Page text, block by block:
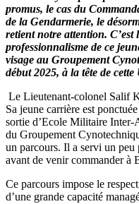
promus, le cas du
de la Gendarmerie, le
retient notre attention. C’est
professionnalisme de ce
visage au Groupement
début 2025, à la tête de
Le Lieutenant-colonel Salif
Sa jeune carrière est
sortie d’Ecole Militaire
du Groupement
un parcours. Il a servi un
avant de venir commander à
Ce parcours impose le
d’une grande capacité